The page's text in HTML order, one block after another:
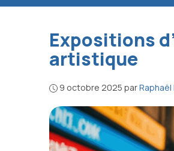
Expositions
artistique
9 octobre 2025 parRaphaël